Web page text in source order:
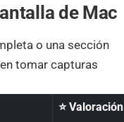
de Mac
o una sección
tomar capturas
⭐ Valoración